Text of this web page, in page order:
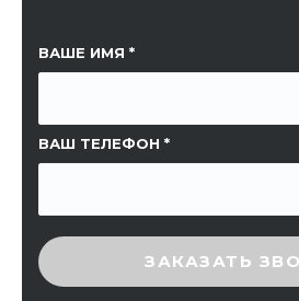
ВАШЕ ИМЯ
ВАШ ТЕЛЕФОН
ССЫЛКА НА СТРАНИЦУ
ВВЕДИТЕ ПРОВЕРОЧНЫЙ КОД
ЗАКАЗАТЬ